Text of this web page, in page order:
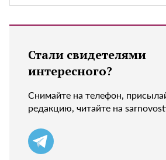
Стали свидетелями
интересного?
Снимайте на телефон,
редакцию, читайте на